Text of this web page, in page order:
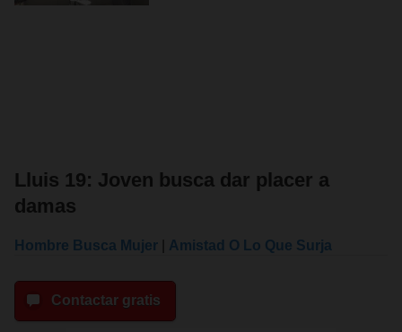
Lluis 19: Joven busca dar placer a
damas
Hombre Busca Mujer Amistad O Lo Que Surja
Contactar gratis